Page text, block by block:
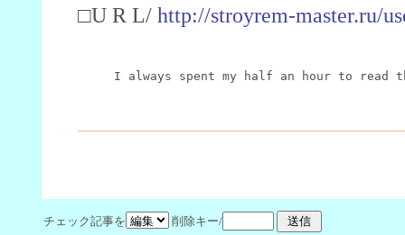
□U R L/ http://stroyrem-master.ru/
I always spent my half an hour to
チェック記事を 削除キー/